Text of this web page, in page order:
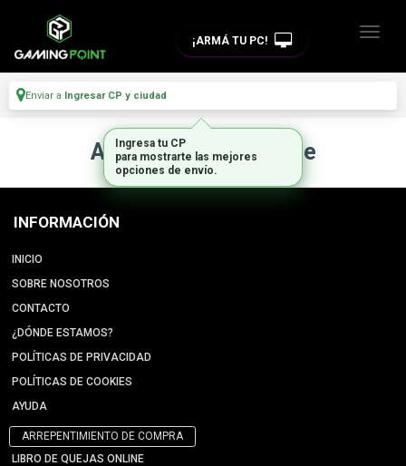
¡ARMÁ TU PC!
Enviar a Ingresar CP y ciudad
Artículo no disponible
INFORMACIÓN
INICIO
SOBRE NOSOTROS
CONTACTO
¿DÓNDE ESTAMOS?
POLÍTICAS DE PRIVACIDAD
POLÍTICAS DE COOKIES
AYUDA
ARREPENTIMIENTO DE COMPRA
LIBRO DE QUEJAS ONLINE
Ingresa tu CP
para mostrarte las mejores
opciones de envío.